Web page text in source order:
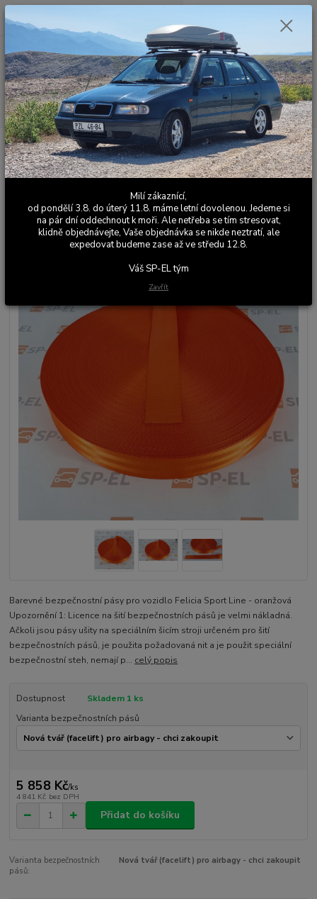
Menu
Hledat
Po - Pá 9:00 - 17:00
0,00 Kč
Úvod Barevné bezpečnostní pásy Škoda Felicia
Bezpečnostní pásy -
sada 5 ks - Felicia Color Line - oranžová
Bezpečnostní pásy - sada 5 ks -
Felicia Color Line - oranžová
Barevné bezpečnostní pásy pro vozidlo Felicia Sport Line - oranžová
Upozornění 1: Licence na šití bezpečnostních pásů je velmi nákladná.
Ačkoli jsou pásy ušity na speciálním šicím stroji určeném pro šití
bezpečnostních pásů, je použita požadovaná nit a je použit speciální
bezpečnostní steh, nemají p... celý popis
Dostupnost
Skladem 1 ks
Varianta bezpečnostních pásů
5 858 Kč/ks
4 841 Kč bez DPH
Přidat do košíku
Varianta bezpečnostních
pásů:
Nová tvář (facelift) pro airbagy - chci zakoupit
Milí zákaznící,
od pondělí 3.8. do úterý 11.8. máme letní dovolenou. Jedeme si
na pár dní oddechnout k moři. Ale netřeba se tím stresovat,
klidně objednávejte, Vaše objednávka se nikde neztratí, ale
expedovat budeme zase až ve středu 12.8.
Váš SP-EL tým
Zavřít